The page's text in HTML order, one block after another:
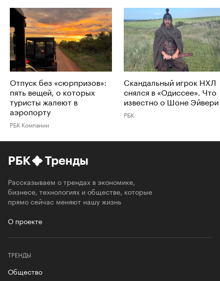
Отпуск без «сюрпризов»:
пять вещей, о которых
туристы жалеют в
аэропорту
РБК Компании
Скандальный игрок НХЛ
снялся в «Одиссее». Что
известно о Шоне Эйвери
РБК
РБК Тренды
Рассказываем о трендах в экономике,
бизнесе, технологиях и обществе, которые
прямо сейчас меняют нашу жизнь
О проекте
ТРЕНДЫ
Общество